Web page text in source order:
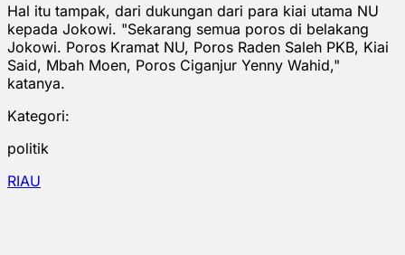
Hal itu tampak, dari dukungan dari para kiai utama NU
kepada Jokowi. "Sekarang semua poros di belakang
Jokowi. Poros Kramat NU, Poros Raden Saleh PKB, Kiai
Said, Mbah Moen, Poros Ciganjur Yenny Wahid,"
katanya.
Kategori:
politik
RIAU